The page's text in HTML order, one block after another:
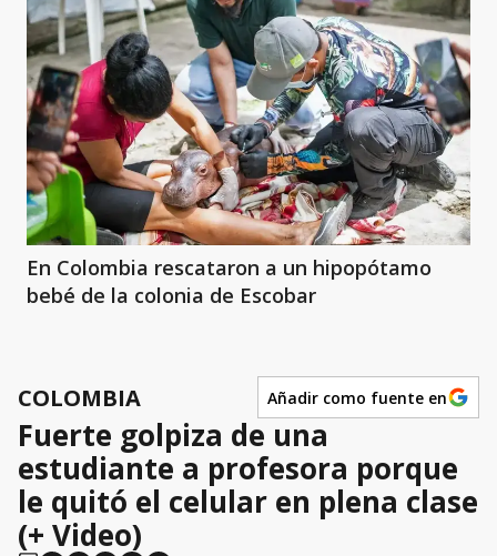
En Colombia rescataron a un hipopótamo
bebé de la colonia de Escobar
COLOMBIA Añadir como fuente en
Fuerte golpiza de una
estudiante a profesora porque
le quitó el celular en plena clase
(+ Video)